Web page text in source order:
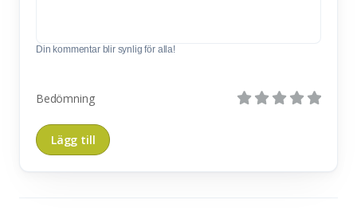
Din kommentar blir synlig för alla!
Bedömning